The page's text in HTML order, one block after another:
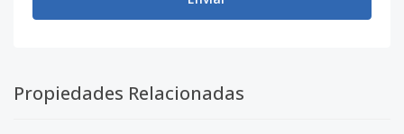
Propiedades Relacionadas